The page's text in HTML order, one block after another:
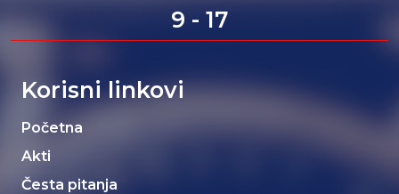
9 - 17
Korisni linkovi
Početna
Akti
Česta pitanja